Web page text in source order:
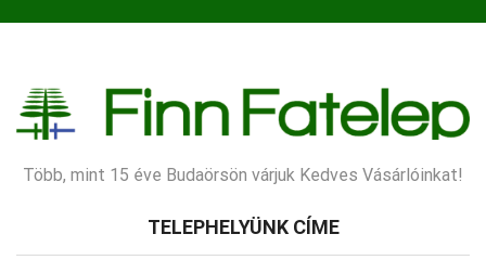
Több, mint 15 éve Budaörsön várjuk Kedves Vásárlóinkat!
TELEPHELYÜNK CÍME